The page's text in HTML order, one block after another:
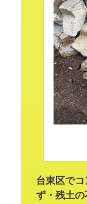
台東区でコ
ず・残土